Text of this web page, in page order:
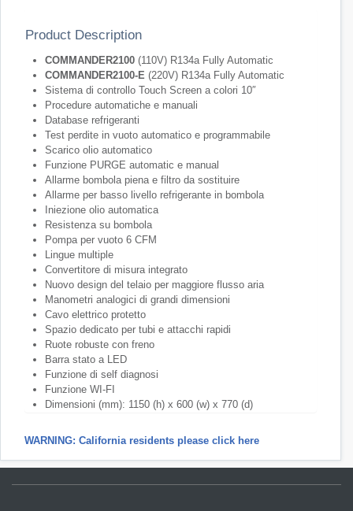
Product Description
COMMANDER2100 (110V) R134a Fully Automatic
COMMANDER2100-E (220V) R134a Fully Automatic
Sistema di controllo Touch Screen a colori 10″
Procedure automatiche e manuali
Database refrigeranti
Test perdite in vuoto automatico e programmabile
Scarico olio automatico
Funzione PURGE automatic e manual
Allarme bombola piena e filtro da sostituire
Allarme per basso livello refrigerante in bombola
Iniezione olio automatica
Resistenza su bombola
Pompa per vuoto 6 CFM
Lingue multiple
Convertitore di misura integrato
Nuovo design del telaio per maggiore flusso aria
Manometri analogici di grandi dimensioni
Cavo elettrico protetto
Spazio dedicato per tubi e attacchi rapidi
Ruote robuste con freno
Barra stato a LED
Funzione di self diagnosi
Funzione WI-FI
Dimensioni (mm): 1150 (h) x 600 (w) x 770 (d)
WARNING: California residents please click here